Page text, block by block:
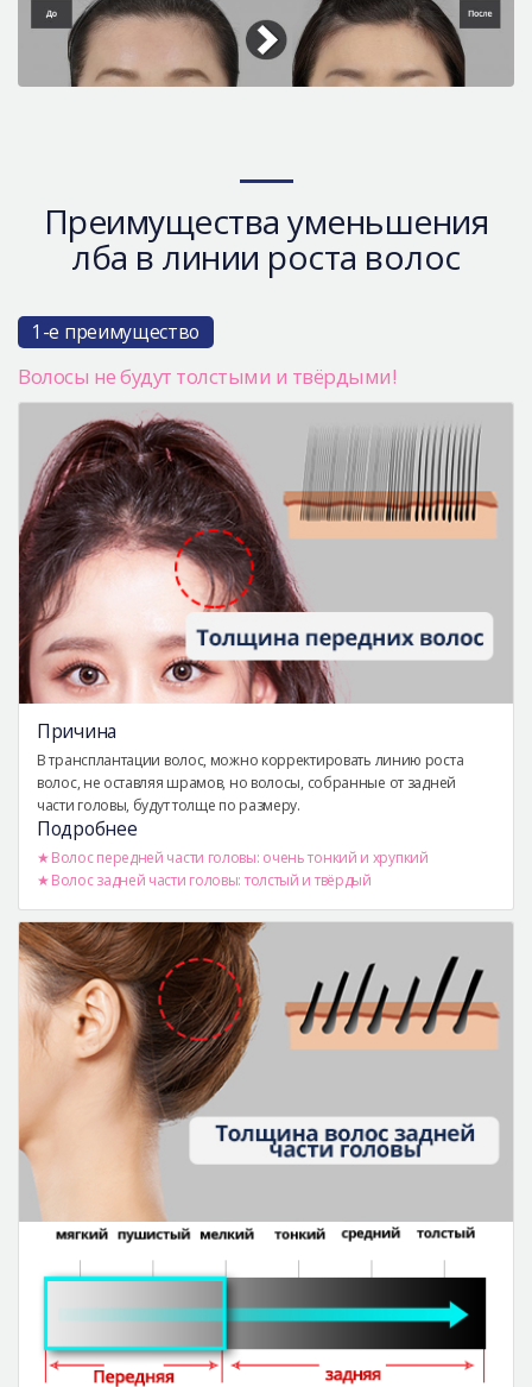
Преимущества уменьшения
лба в линии роста волос
1-е преимущество
Волосы не будут толстыми и твёрдыми!
Причина
В трансплантации волос, можно корректировать линию роста
волос, не оставляя шрамов, но волосы, собранные от задней
части головы, будут толще по размеру.
Подробнее
Волос передней части головы: очень тонкий и хрупкий
Волос задней части головы: толстый и твёрдый